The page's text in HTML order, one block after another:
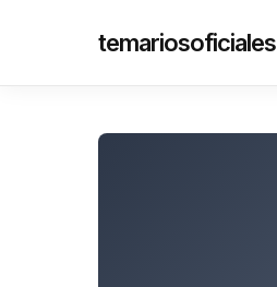
temariosoficiales